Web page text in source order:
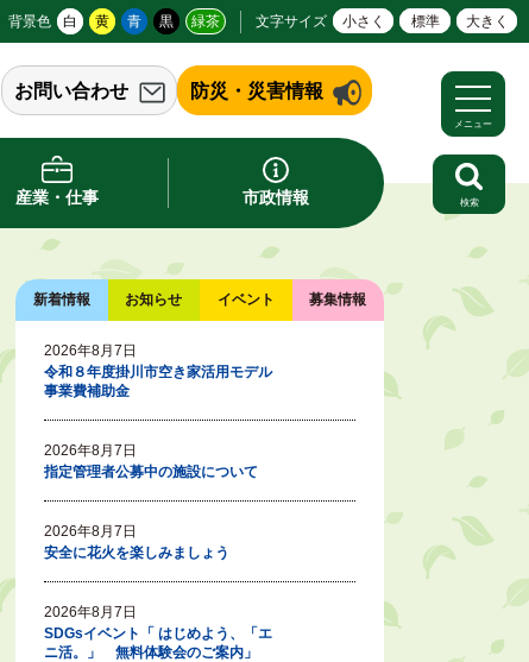
背景色 白 黄 青 黒 緑茶 文字サイズ 小さく 標準 大きく
お問い合わせ 防災・災害情報
産業・仕事 市政情報
メニュー
検索
新着情報 お知らせ イベント 募集情報
2026年8月7日
令和８年度掛川市空き家活用モデル
事業費補助金
2026年8月7日
指定管理者公募中の施設について
2026年8月7日
安全に花火を楽しみましょう
2026年8月7日
SDGsイベント「 はじめよう、「エ
ニ活。」 無料体験会のご案内」